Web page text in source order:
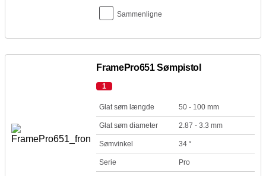
Sammenligne
FramePro651 Sømpistol
1
Glat søm længde 50 - 100 mm
Glat søm diameter 2.87 - 3.3 mm
Sømvinkel 34 °
Serie Pro